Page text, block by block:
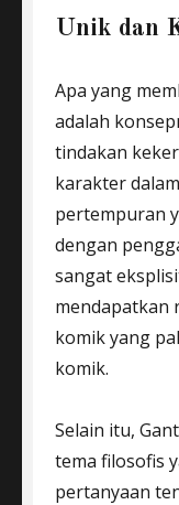
Unik dan
Apa yang
adalah
tindakan
karakter
pertempuran
dengan
sangat
mendapatkan
komik yang
komik.
Selain itu,
tema filosofis
pertanyaan